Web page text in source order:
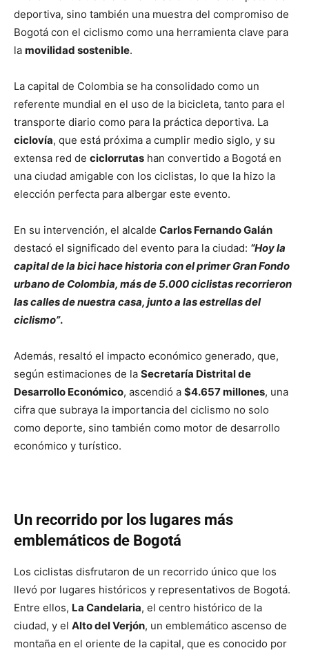
deportiva, sino también una muestra del compromiso de
Bogotá con el ciclismo como una herramienta clave para
la movilidad sostenible.
La capital de Colombia se ha consolidado como un
referente mundial en el uso de la bicicleta, tanto para el
transporte diario como para la práctica deportiva. La
ciclovía, que está próxima a cumplir medio siglo, y su
extensa red de ciclorrutas han convertido a Bogotá en
una ciudad amigable con los ciclistas, lo que la hizo la
elección perfecta para albergar este evento.
En su intervención, el alcalde Carlos Fernando Galán
destacó el significado del evento para la ciudad: “Hoy la
capital de la bici hace historia con el primer Gran Fondo
urbano de Colombia, más de 5.000 ciclistas recorrieron
las calles de nuestra casa, junto a las estrellas del
ciclismo”.
Además, resaltó el impacto económico generado, que,
según estimaciones de la Secretaría Distrital de
Desarrollo Económico, ascendió a $4.657 millones, una
cifra que subraya la importancia del ciclismo no solo
como deporte, sino también como motor de desarrollo
económico y turístico.
Un recorrido por los lugares más
emblemáticos de Bogotá
Los ciclistas disfrutaron de un recorrido único que los
llevó por lugares históricos y representativos de Bogotá.
Entre ellos, La Candelaria, el centro histórico de la
ciudad, y el Alto del Verjón, un emblemático ascenso de
montaña en el oriente de la capital, que es conocido por